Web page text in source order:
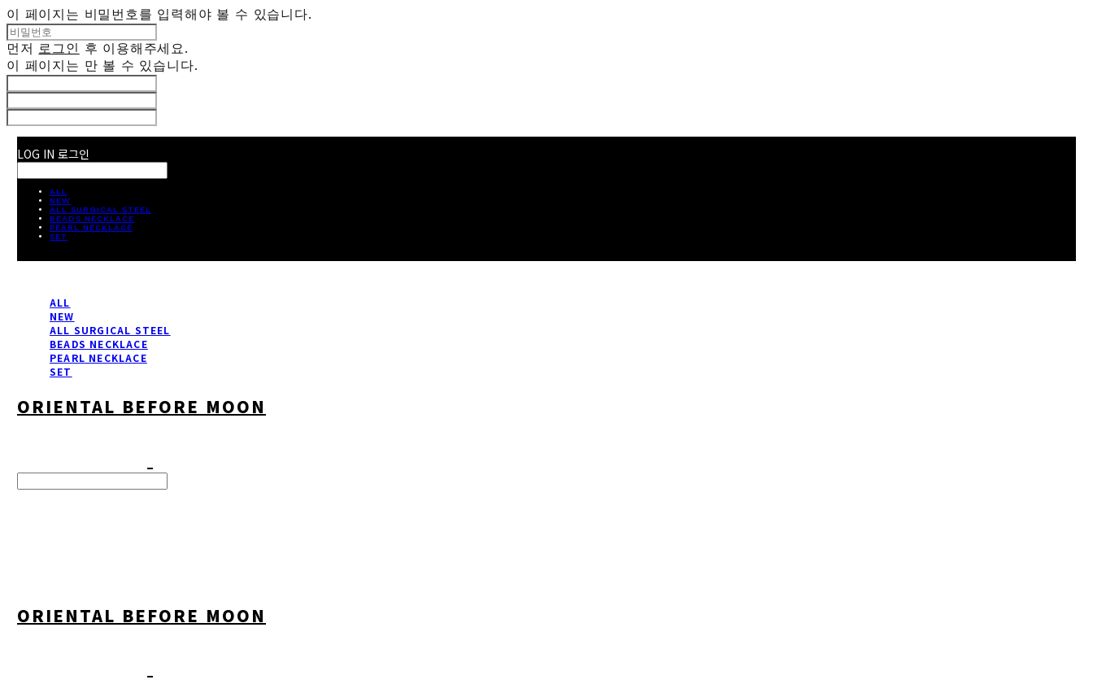
이 페이지는 비밀번호를 입력해야 볼 수 있습니다.
먼저 로그인 후 이용해주세요.
이 페이지는 만 볼 수 있습니다.
LOG IN 로그인
ALL
NEW
ALL SURGICAL STEEL
BEADS NECKLACE
PEARL NECKLACE
SET
ALL
NEW
ALL SURGICAL STEEL
BEADS NECKLACE
PEARL NECKLACE
SET
ORIENTAL BEFORE MOON
ORIENTAL BEFORE MOON